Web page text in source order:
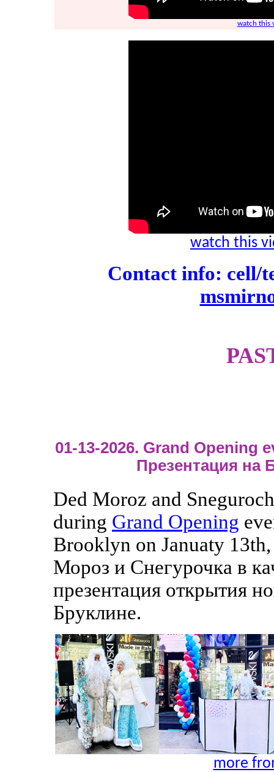
watch this
watch this
Contact info: cell/
01-13-2026. Grand Opening
Презентация на
Ded Moroz and
during Grand Opening
Brooklyn on Januaty
Мороз и Снегурочка в
презентация открытия
Бруклине.
more